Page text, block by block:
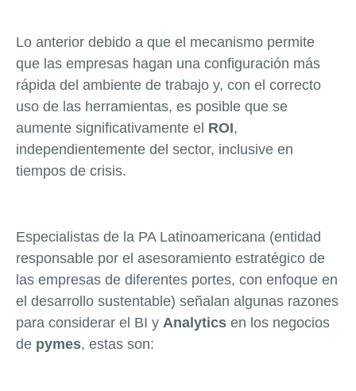
Lo anterior debido a que el mecanismo permite
que las empresas hagan una configuración más
rápida del ambiente de trabajo y, con el correcto
uso de las herramientas, es posible que se
aumente significativamente el ROI,
independientemente del sector, inclusive en
tiempos de crisis.
Especialistas de la PA Latinoamericana (entidad
responsable por el asesoramiento estratégico de
las empresas de diferentes portes, con enfoque en
el desarrollo sustentable) señalan algunas razones
para considerar el BI y Analytics en los negocios
de pymes, estas son: